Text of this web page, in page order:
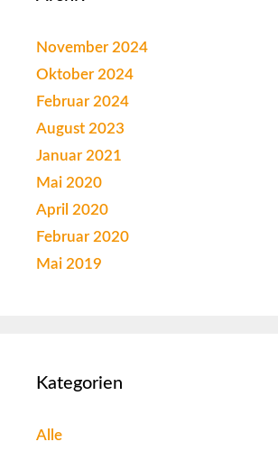
November 2024
Oktober 2024
Februar 2024
August 2023
Januar 2021
Mai 2020
April 2020
Februar 2020
Mai 2019
Kategorien
Alle